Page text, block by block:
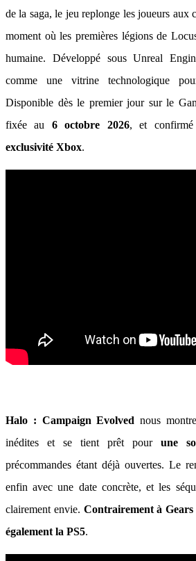
de la saga, le jeu replonge les joueurs aux
moment où les premières légions de
humaine. Développé sous Unreal
comme une vitrine technologique
Disponible dès le premier jour sur le
fixée au 6 octobre 2026, et confirmé
exclusivité Xbox.
Halo : Campaign Evolved nous
inédites et se tient prêt pour une
précommandes étant déjà ouvertes. Le
enfin avec une date concrète, et les
clairement envie. Contrairement à
également la PS5.